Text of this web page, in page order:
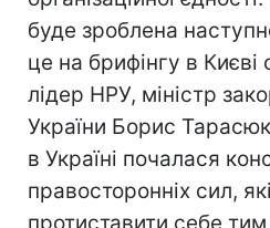
буде зроблена
це на брифінгу в Києві
лідер НРУ, міністр
України Борис
в Україні почалася
правосторонніх сил,